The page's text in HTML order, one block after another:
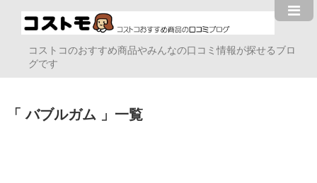
コストコのおすすめ商品やみんなの口コミ情報が探せるブロ
グです
バブルガム 一覧